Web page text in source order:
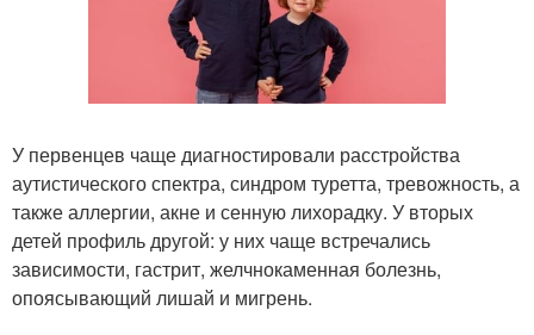
У первенцев чаще диагностировали расстройства
аутистического спектра, синдром туретта, тревожность, а
также аллергии, акне и сенную лихорадку. У вторых
детей профиль другой: у них чаще встречались
зависимости, гастрит, желчнокаменная болезнь,
опоясывающий лишай и мигрень.